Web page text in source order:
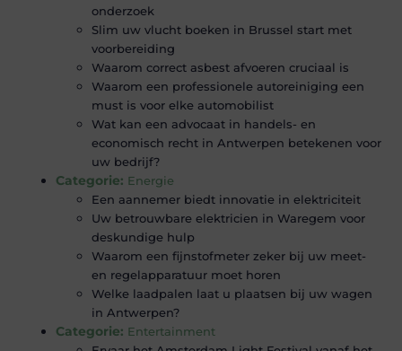
onderzoek
Slim uw vlucht boeken in Brussel start met
voorbereiding
Waarom correct asbest afvoeren cruciaal is
Waarom een professionele autoreiniging een
must is voor elke automobilist
Wat kan een advocaat in handels- en
economisch recht in Antwerpen betekenen voor
uw bedrijf?
Categorie: Energie
Een aannemer biedt innovatie in elektriciteit
Uw betrouwbare elektricien in Waregem voor
deskundige hulp
Waarom een fijnstofmeter zeker bij uw meet-
en regelapparatuur moet horen
Welke laadpalen laat u plaatsen bij uw wagen
in Antwerpen?
Categorie: Entertainment